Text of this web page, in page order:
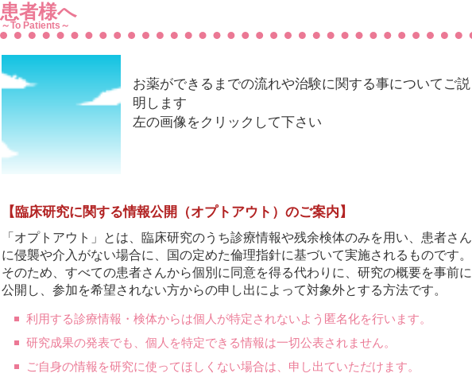
患者様へ
～To Patients～
お薬ができるまでの流れや治験に関する事についてご説
明します
左の画像をクリックして下さい
【臨床研究に関する情報公開（オプトアウト）のご案内】
「オプトアウト」とは、臨床研究のうち診療情報や残余検体のみを用い、患者さん
に侵襲や介入がない場合に、国の定めた倫理指針に基づいて実施されるものです。
そのため、すべての患者さんから個別に同意を得る代わりに、研究の概要を事前に
公開し、参加を希望されない方からの申し出によって対象外とする方法です。
利用する診療情報・検体からは個人が特定されないよう匿名化を行います。
研究成果の発表でも、個人を特定できる情報は一切公表されません。
ご自身の情報を研究に使ってほしくない場合は、申し出ていただけます。